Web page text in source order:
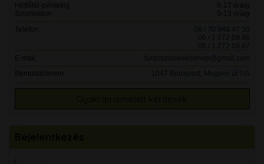
Hétfőtől-péntekig
8-17 óráig
Szombaton
9-13 óráig
Telefon:
06 / 70 948 47 30
06 / 1 272 09 86
06 / 1 272 09 87
E-mail:
furdoszobawebshop@gmail.com
Bemutatóterem:
1047 Budapest, Megyeri út 7/A